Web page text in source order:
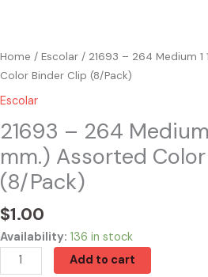
Home / Escolar / 21693 – 264 Medium 1
Color Binder Clip (8/Pack)
Escolar
21693 – 264 Medium
mm.) Assorted
(8/Pack)
$1.00
Availability: 136 in stock
Add to cart